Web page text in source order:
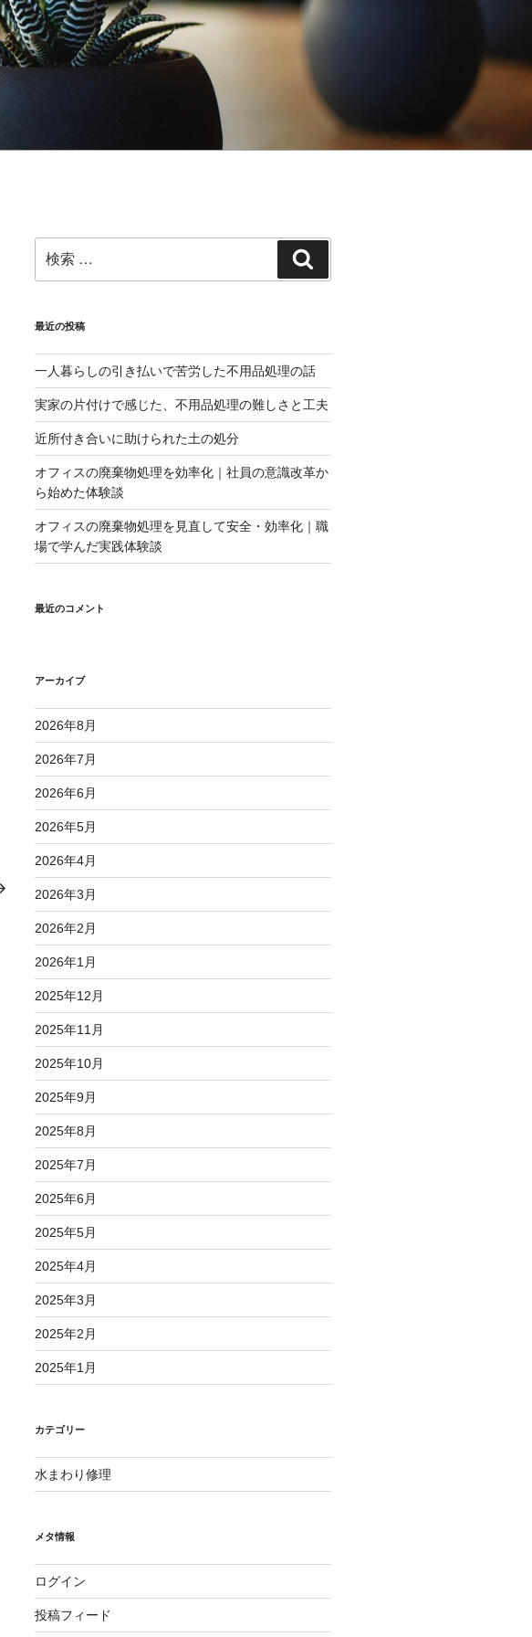
索:
索
最近の投稿
一人暮らしの引き払いで苦労した不用品処理の話
実家の片付けで感じた、不用品処理の難しさと工夫
近所付き合いに助けられた土の処分
オフィスの廃棄物処理を効率化｜社員の意識改革か
ら始めた体験談
オフィスの廃棄物処理を見直して安全・効率化｜職
場で学んだ実践体験談
最近のコメント
アーカイブ
2026年8月
2026年7月
2026年6月
2026年5月
2026年4月
2026年3月
2026年2月
2026年1月
2025年12月
2025年11月
2025年10月
2025年9月
2025年8月
2025年7月
2025年6月
2025年5月
2025年4月
2025年3月
2025年2月
2025年1月
カテゴリー
水まわり修理
メタ情報
ログイン
投稿フィード